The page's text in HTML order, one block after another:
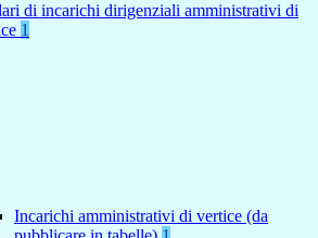
di incarichi dirigenziali amministrativi di
1
Incarichi amministrativi di vertice (da